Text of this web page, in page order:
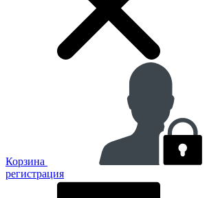
Корзина
регистрация